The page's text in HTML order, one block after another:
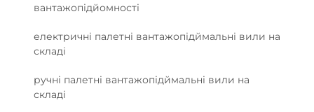
вантажопідйомності
електричні палетні вантажопідймальні вили на
складі
ручні палетні вантажопідймальні вили на
складі